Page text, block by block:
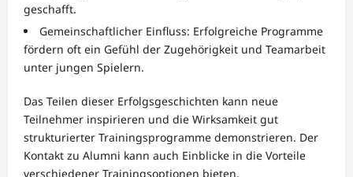
geschafft.
Gemeinschaftlicher Einfluss: Erfolgreiche Programme
fördern oft ein Gefühl der Zugehörigkeit und Teamarbeit
unter jungen Spielern.
Das Teilen dieser Erfolgsgeschichten kann neue
Teilnehmer inspirieren und die Wirksamkeit gut
strukturierter Trainingsprogramme demonstrieren. Der
Kontakt zu Alumni kann auch Einblicke in die Vorteile
verschiedener Trainingsoptionen bieten.